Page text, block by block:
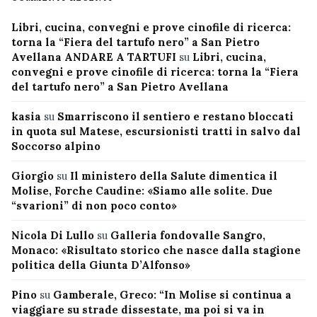
Libri, cucina, convegni e prove cinofile di ricerca:
torna la “Fiera del tartufo nero” a San Pietro
Avellana ANDARE A TARTUFI su Libri, cucina,
convegni e prove cinofile di ricerca: torna la “Fiera
del tartufo nero” a San Pietro Avellana
kasia su Smarriscono il sentiero e restano bloccati
in quota sul Matese, escursionisti tratti in salvo dal
Soccorso alpino
Giorgio su Il ministero della Salute dimentica il
Molise, Forche Caudine: «Siamo alle solite. Due
“svarioni” di non poco conto»
Nicola Di Lullo su Galleria fondovalle Sangro,
Monaco: «Risultato storico che nasce dalla stagione
politica della Giunta D’Alfonso»
Pino su Gamberale, Greco: “In Molise si continua a
viaggiare su strade dissestate, ma poi si va in